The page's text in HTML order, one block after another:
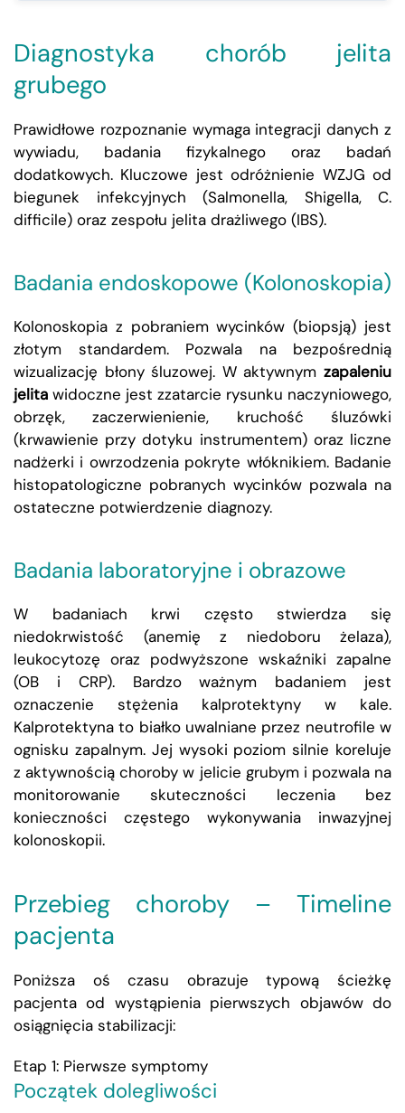
Diagnostyka chorób jelita
grubego
Prawidłowe rozpoznanie wymaga integracji danych z
wywiadu, badania fizykalnego oraz badań
dodatkowych. Kluczowe jest odróżnienie WZJG od
biegunek infekcyjnych (Salmonella, Shigella, C.
difficile) oraz zespołu jelita drażliwego (IBS).
Badania endoskopowe (Kolonoskopia)
Kolonoskopia z pobraniem wycinków (biopsją) jest
złotym standardem. Pozwala na bezpośrednią
wizualizację błony śluzowej. W aktywnym zapaleniu
jelita widoczne jest zzatarcie rysunku naczyniowego,
obrzęk, zaczerwienienie, kruchość śluzówki
(krwawienie przy dotyku instrumentem) oraz liczne
nadżerki i owrzodzenia pokryte włóknikiem. Badanie
histopatologiczne pobranych wycinków pozwala na
ostateczne potwierdzenie diagnozy.
Badania laboratoryjne i obrazowe
W badaniach krwi często stwierdza się
niedokrwistość (anemię z niedoboru żelaza),
leukocytozę oraz podwyższone wskaźniki zapalne
(OB i CRP). Bardzo ważnym badaniem jest
oznaczenie stężenia kalprotektyny w kale.
Kalprotektyna to białko uwalniane przez neutrofile w
ognisku zapalnym. Jej wysoki poziom silnie koreluje
z aktywnością choroby w jelicie grubym i pozwala na
monitorowanie skuteczności leczenia bez
konieczności częstego wykonywania inwazyjnej
kolonoskopii.
Przebieg choroby – Timeline
pacjenta
Poniższa oś czasu obrazuje typową ścieżkę
pacjenta od wystąpienia pierwszych objawów do
osiągnięcia stabilizacji:
Etap 1: Pierwsze symptomy
Początek dolegliwości